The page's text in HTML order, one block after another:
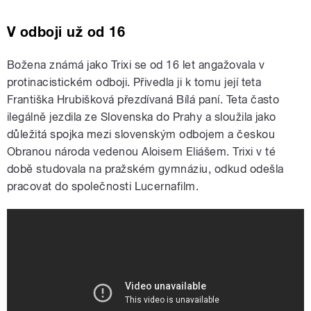
V odboji už od 16
Božena známá jako Trixi se od 16 let angažovala v
protinacistickém odboji. Přivedla ji k tomu její teta
Františka Hrubišková přezdívaná Bílá paní. Teta často
ilegálně jezdila ze Slovenska do Prahy a sloužila jako
důležitá spojka mezi slovenským odbojem a českou
Obranou národa vedenou Aloisem Eliášem. Trixi v té
době studovala na pražském gymnáziu, odkud odešla
pracovat do společnosti Lucernafilm.